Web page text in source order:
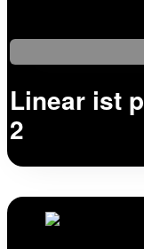
Linear ist
2